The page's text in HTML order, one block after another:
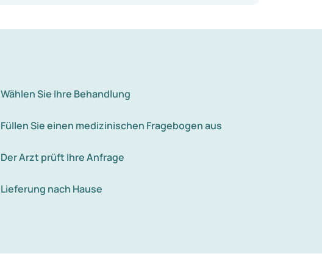
Wählen Sie Ihre Behandlung
Füllen Sie einen medizinischen Fragebogen aus
Der Arzt prüft Ihre Anfrage
Lieferung nach Hause